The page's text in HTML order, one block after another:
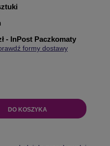
- InPost Paczkomaty
formy dostawy
DO KOSZYKA